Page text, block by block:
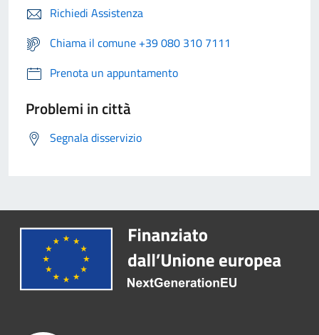
Richiedi Assistenza
Chiama il comune +39 080 310 7111
Prenota un appuntamento
Problemi in città
Segnala disservizio